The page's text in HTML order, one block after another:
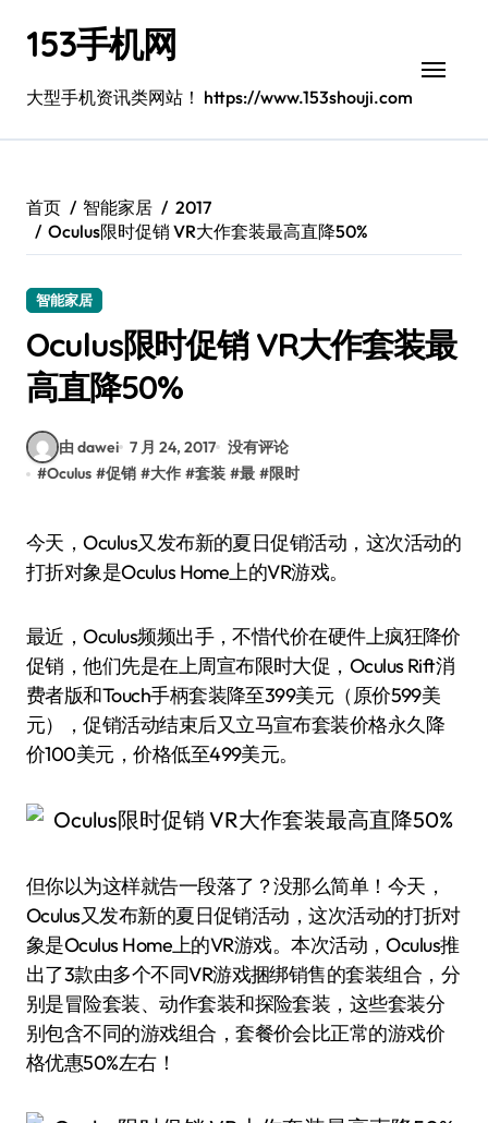
153手机网
大型手机资讯类网站！ https://www.153shouji.com
首页 智能家居
2017
Oculus限时促销 VR大作套装最高直降50%
智能家居
Oculus限时促销 VR大作套装最
高直降50%
由 dawei 7 月 24, 2017 没有评论
#Oculus #促销 #大作 #套装 #最 #限时
今天，Oculus又发布新的夏日促销活动，这次活动的
打折对象是Oculus Home上的VR游戏。
最近，Oculus频频出手，不惜代价在硬件上疯狂降价
促销，他们先是在上周宣布限时大促，Oculus Rift消
费者版和Touch手柄套装降至399美元（原价599美
元），促销活动结束后又立马宣布套装价格永久降
价100美元，价格低至499美元。
但你以为这样就告一段落了？没那么简单！今天，
Oculus又发布新的夏日促销活动，这次活动的打折对
象是Oculus Home上的VR游戏。本次活动，Oculus推
出了3款由多个不同VR游戏捆绑销售的套装组合，分
别是冒险套装、动作套装和探险套装，这些套装分
别包含不同的游戏组合，套餐价会比正常的游戏价
格优惠50%左右！